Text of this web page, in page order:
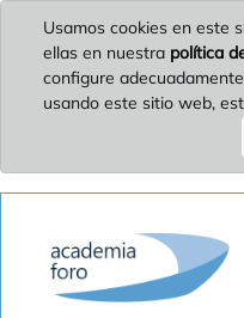
Usamos cookies en este
ellas en nuestra política
configure
usando este sitio web,